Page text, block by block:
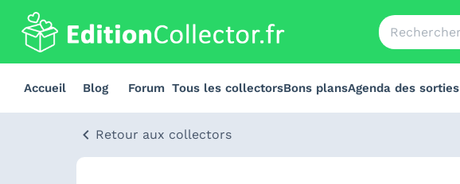
Accueil Blog Forum Tous les collectorsBons plansAgenda des sorties
Retour aux collectors